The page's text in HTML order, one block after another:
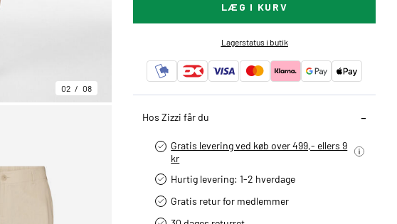
02 08
LÆG I KURV
Lagerstatus i butik
Hos Zizzi får du
Gratis levering ved køb over 499,- ellers 9
kr
Hurtig levering­: 1-2 hverdage
Gratis retur for medlemmer